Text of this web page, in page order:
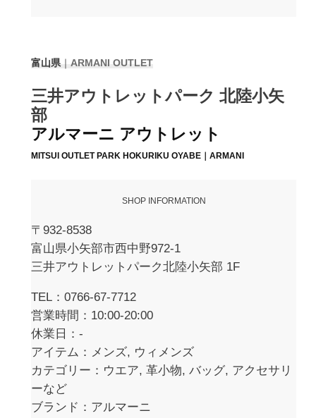
富山県｜ ARMANI OUTLET
三井アウトレットパーク 北陸小矢
部
アルマーニ アウトレット
MITSUI OUTLET PARK HOKURIKU OYABE｜ARMANI
SHOP INFORMATION
〒932-8538
富山県小矢部市西中野972-1
三井アウトレットパーク北陸小矢部 1F
TEL：0766-67-7712
営業時間：10:00-20:00
休業日：-
アイテム：メンズ, ウィメンズ
カテゴリー：ウエア, 革小物, バッグ, アクセサリ
ーなど
ブランド：アルマーニ